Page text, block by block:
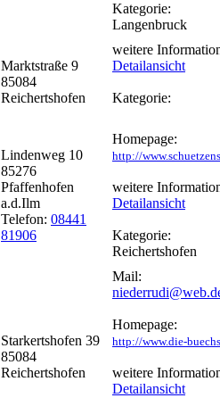
Kategorie:
Langenbruck
Marktstraße 9
85084
Reichertshofen
weitere
Detailansicht
Kategorie:
Lindenweg 10
85276
Pfaffenhofen
a.d.Ilm
Telefon: 08441
81906
Homepage:
http://
weitere
Detailansicht
Kategorie:
Reichertshofen
Starkertshofen 39
85084
Reichertshofen
Mail:
Homepage:
http://www.die-
weitere
Detailansicht